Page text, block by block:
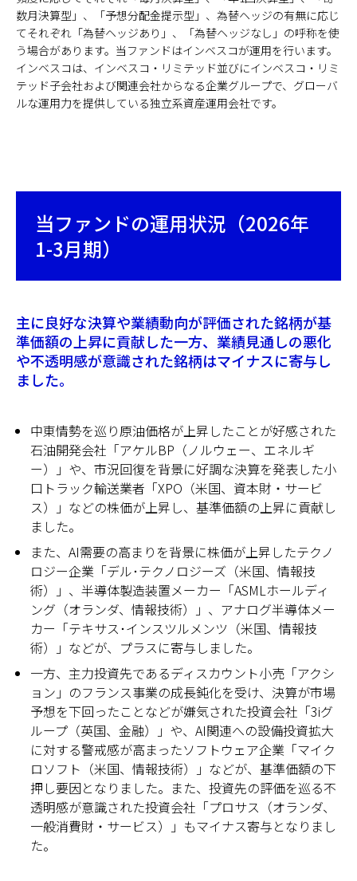
数月決算型」、「予想分配金提示型」、為替ヘッジの有無に応じ
てそれぞれ「為替ヘッジあり」、「為替ヘッジなし」の呼称を使
う場合があります。当ファンドはインベスコが運用を行います。
インベスコは、インベスコ・リミテッド並びにインベスコ・リミ
テッド子会社および関連会社からなる企業グループで、グローバ
ルな運用力を提供している独立系資産運用会社です。
当ファンドの運用状況（2026年
1-3月期）
主に良好な決算や業績動向が評価された銘柄が基
準価額の上昇に貢献した一方、業績見通しの悪化
や不透明感が意識された銘柄はマイナスに寄与し
ました。
中東情勢を巡り原油価格が上昇したことが好感された
石油開発会社「アケルBP（ノルウェー、エネルギ
ー）」や、市況回復を背景に好調な決算を発表した小
口トラック輸送業者「XPO（米国、資本財・サービ
ス）」などの株価が上昇し、基準価額の上昇に貢献し
ました。
また、AI需要の高まりを背景に株価が上昇したテクノ
ロジー企業「デル･テクノロジーズ（米国、情報技
術）」、半導体製造装置メーカー「ASMLホールディ
ング（オランダ、情報技術）」、アナログ半導体メー
カー「テキサス･インスツルメンツ（米国、情報技
術）」などが、プラスに寄与しました。
一方、主力投資先であるディスカウント小売「アクシ
ョン」のフランス事業の成長鈍化を受け、決算が市場
予想を下回ったことなどが嫌気された投資会社「3iグ
ループ（英国、金融）」や、AI関連への設備投資拡大
に対する警戒感が高まったソフトウェア企業「マイク
ロソフト（米国、情報技術）」などが、基準価額の下
押し要因となりました。また、投資先の評価を巡る不
透明感が意識された投資会社「プロサス（オランダ、
一般消費財・サービス）」もマイナス寄与となりまし
た。